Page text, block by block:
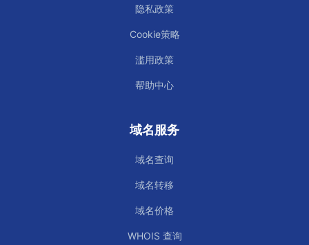
隐私政策
Cookie策略
滥用政策
帮助中心
域名服务
域名查询
域名转移
域名价格
WHOIS 查询